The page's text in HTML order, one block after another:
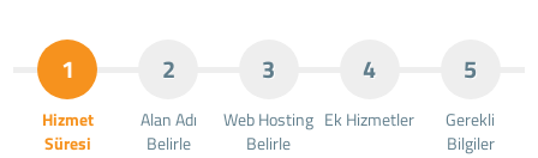
1
Hizmet
Süresi
2
Alan Adı
Belirle
3
Web Hosting
Belirle
4
Ek Hizmetler
5
Gerekli
Bilgiler